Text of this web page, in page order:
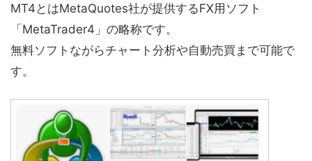
MT4とはMetaQuotes社が提供するFX用ソフト
「MetaTrader4」の略称です。
無料ソフトながらチャート分析や自動売買まで可能で
す。